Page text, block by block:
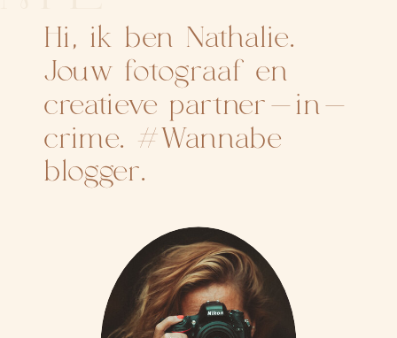
Hi, ik ben Nathalie.
Jouw fotograaf en
creatieve partner-in-
crime. #Wannabe
blogger.